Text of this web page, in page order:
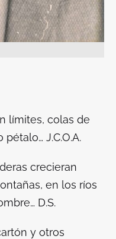
límites, colas de
J.C.O.A.
crecieran
en los ríos
D.S.
y otros